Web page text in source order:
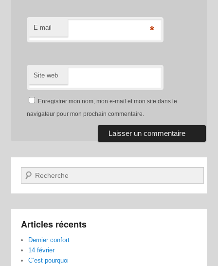
E-mail *
Site web
Enregistrer mon nom, mon e-mail et mon site dans le
navigateur pour mon prochain commentaire.
Recherche
Articles récents
Dernier confort
14 février
C’est pourquoi